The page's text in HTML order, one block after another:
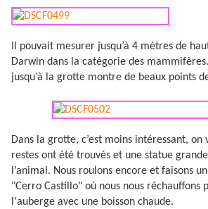
Il pouvait mesurer jusqu’à 4 mètres de
Darwin dans la catégorie des
jusqu’à la grotte montre de beaux points
Dans la grotte, c’est moins intéressant, on
restes ont été trouvés et une statue
l’animal. Nous roulons encore et faisons
"Cerro Castillo" où nous nous réchauffons
l'auberge avec une boisson chaude.